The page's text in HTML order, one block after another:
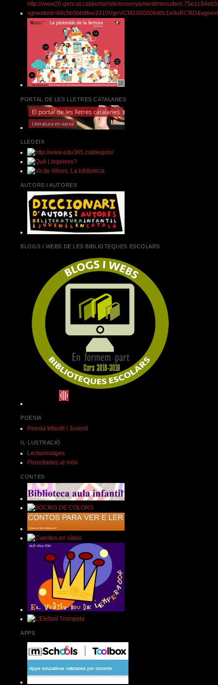
PORTAL DE LES LLETRES CATALANES
LLEGEIX
AUTORS I AUTORES
BLOGS I WEBS DE LES BIBLIOTEQUES ESCOLARS
POESIA
Poesia Infantil i Juvenil
IL·LUSTRACIÓ
Lecturimatges
Pinzellades al món
CONTES
APPS